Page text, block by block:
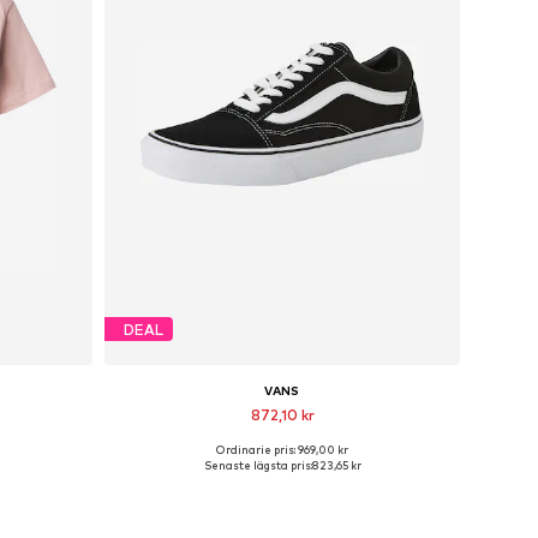
DEAL
VANS
872,10 kr
Tillgänglig i många storlekar
Ordinarie pris: 969,00 kr
Senaste lägsta pris:823,65 kr